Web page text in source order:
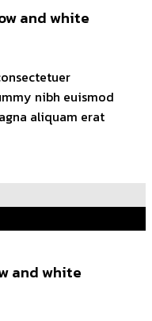
and white
nibh euismod
aliquam erat
and white